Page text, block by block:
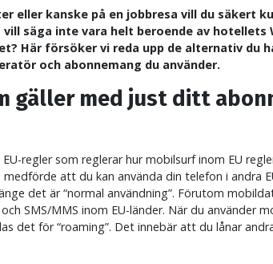
eller kanske på en jobbresa vill du säkert
säga inte vara helt beroende av hotellets
Här försöker vi reda upp de alternativ du
och abonnemang du använder.
gäller med just ditt
regler som reglerar hur mobilsurf inom EU
att du kan använda din telefon i andra
det är “normal användning”. Förutom
SMS/MMS inom EU-länder. När du använder
det för “roaming”. Det innebär att du lånar